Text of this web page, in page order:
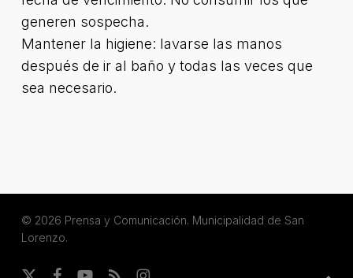
generen sospecha.
Mantener la higiene: lavarse las manos
después de ir al baño y todas las veces que
sea necesario.
© 2026 Prensa y Comunicación. Municipalidad de San
Lorenzo.
x- facebookyoutube
RSS instagram